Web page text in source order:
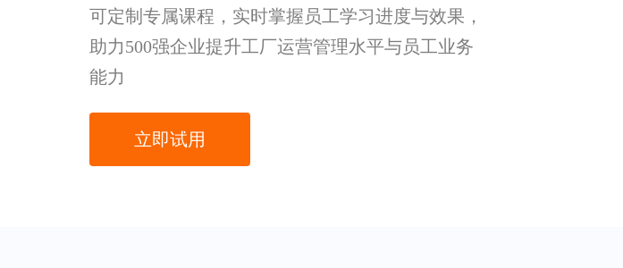
可定制专属课程，实时掌握员工学习进度与效果，
助力500强企业提升工厂运营管理水平与员工业务
能力
立即试用